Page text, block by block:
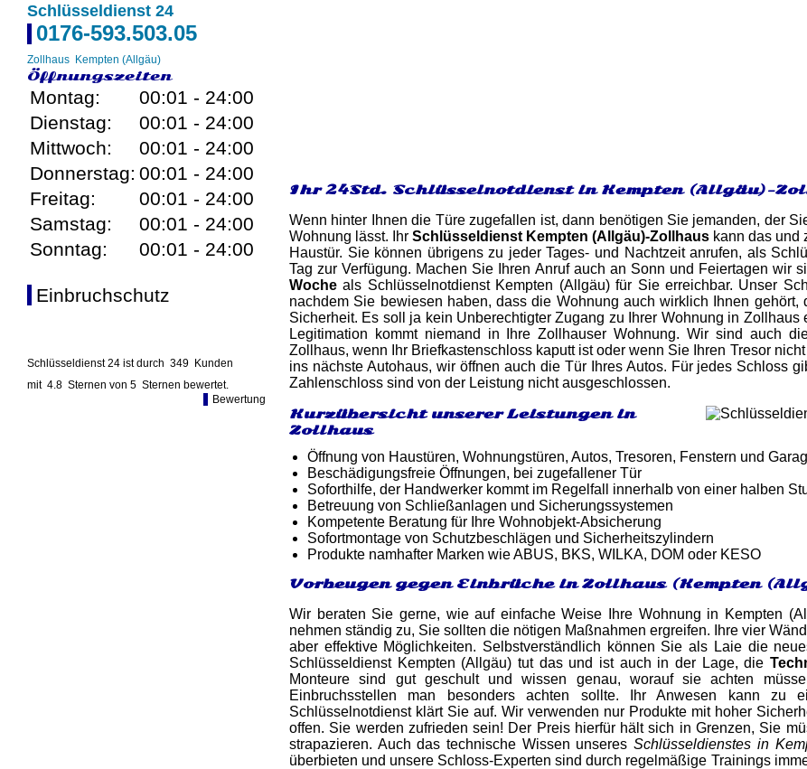
Schlüsseldienst 24
0176-593.503.05
Zollhaus Kempten (Allgäu)
Öffnungszeiten
Montag:
00:01 - 24:00
Dienstag:
00:01 - 24:00
Mittwoch:
00:01 - 24:00
Donnerstag: 00:01 - 24:00
Freitag:
00:01 - 24:00
Samstag:
00:01 - 24:00
Sonntag:
00:01 - 24:00
Einbruchschutz
Schlüsseldienst 24 ist durch 349 Kunden
mit 4.8 Sternen von 5 Sternen bewertet.
Bewertung
Ihr 24Std. Schlüsselnotdienst in Kempten (Allgäu)-
Wenn hinter Ihnen die Türe zugefallen ist, dann benötigen Sie jemanden, der
Wohnung lässt. Ihr Schlüsseldienst Kempten (Allgäu)-Zollhaus kann das und
Haustür. Sie können übrigens zu jeder Tages- und Nachtzeit anrufen, als
Tag zur Verfügung. Machen Sie Ihren Anruf auch an Sonn und Feiertagen wir
Woche als Schlüsselnotdienst Kempten (Allgäu) für Sie erreichbar. Unser
nachdem Sie bewiesen haben, dass die Wohnung auch wirklich Ihnen
Sicherheit. Es soll ja kein Unberechtigter Zugang zu Ihrer Wohnung in
Legitimation kommt niemand in Ihre Zollhauser Wohnung. Wir sind auch
Zollhaus, wenn Ihr Briefkastenschloss kaputt ist oder wenn Sie Ihren Tresor
ins nächste Autohaus, wir öffnen auch die Tür Ihres Autos. Für jedes Schloss
Zahlenschloss sind von der Leistung nicht ausgeschlossen.
Kurzübersicht unserer Leistungen in
Zollhaus
Öffnung von Haustüren, Wohnungstüren, Autos, Tresoren, Fenstern und
Beschädigungsfreie Öffnungen, bei zugefallener Tür
Soforthilfe, der Handwerker kommt im Regelfall innerhalb von einer halben
Betreuung von Schließanlagen und Sicherungssystemen
Kompetente Beratung für Ihre Wohnobjekt-Absicherung
Sofortmontage von Schutzbeschlägen und Sicherheitszylindern
Produkte namhafter Marken wie ABUS, BKS, WILKA, DOM oder KESO
Vorbeugen gegen Einbrüche in Zollhaus (Kempten
Wir beraten Sie gerne, wie auf einfache Weise Ihre Wohnung in Kempten
nehmen ständig zu, Sie sollten die nötigen Maßnahmen ergreifen. Ihre vier
aber effektive Möglichkeiten. Selbstverständlich können Sie als Laie die
Schlüsseldienst Kempten (Allgäu) tut das und ist auch in der Lage, die
Monteure sind gut geschult und wissen genau, worauf sie achten
Einbruchsstellen man besonders achten sollte. Ihr Anwesen kann zu
Schlüsselnotdienst klärt Sie auf. Wir verwenden nur Produkte mit hoher
offen. Sie werden zufrieden sein! Der Preis hierfür hält sich in Grenzen, Sie
strapazieren. Auch das technische Wissen unseresSchlüsseldienstes in
überbieten und unsere Schloss-Experten sind durch regelmäßige Trainings